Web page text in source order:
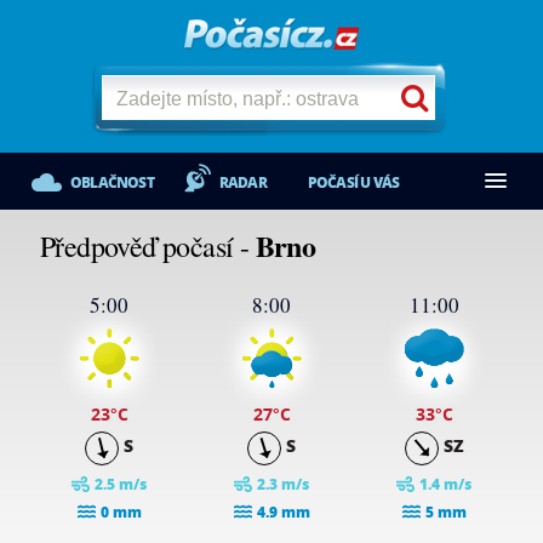
OBLAČNOST RADAR POČASÍ U VÁS
Předpověď počasí -Brno
5:00
23°C
S
2.5 m/s
0 mm
8:00
27°C
S
2.3 m/s
4.9 mm
11:00
33°C
SZ
1.4 m/s
5 mm